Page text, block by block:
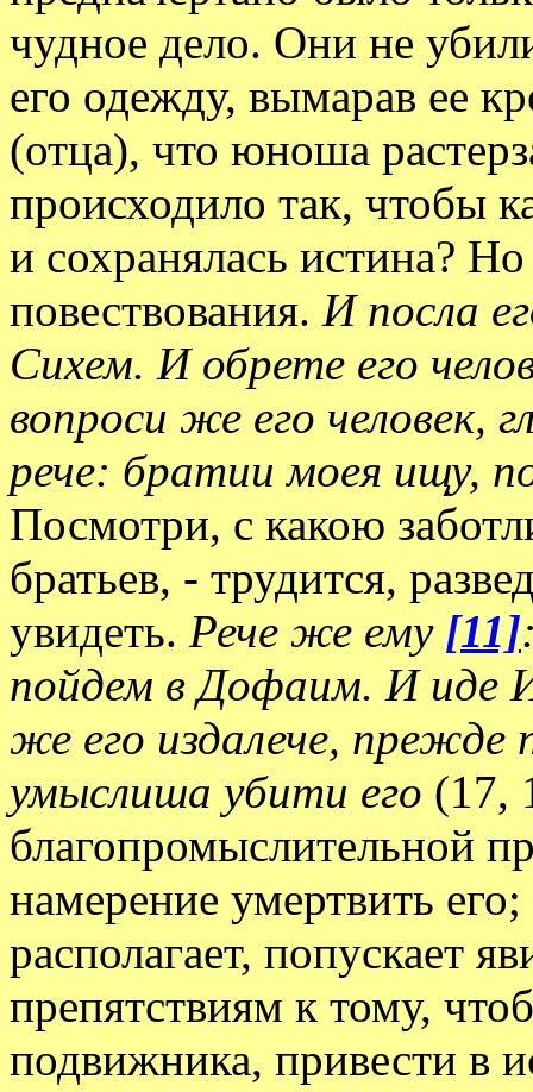
чудное дело. Они не
его одежду, вымарав ее
(отца), что юноша
происходило так, чтобы
и сохранялась истина?
повествования. И посла
Сихем. И обрете его
вопроси же его человек,
рече: братии моея ищу,
Посмотри, с какою
братьев, - трудится,
увидеть. Рече же ему [11]
пойдем в Дофаим. И иде
же его издалече, прежде
умыслиша убити его (17,
благопромыслительной
намерение умертвить
располагает, попускает
препятствиям к тому,
подвижника, привести в